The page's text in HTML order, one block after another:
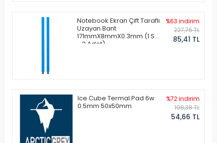
Notebook Ekran Çift Taraflı
Uzayan Bant
171mmX8mmX0.3mm (1 Set
- 2 Adet)
%63 indirim
227,76 TL
85,41 TL
Ice Cube Termal Pad 6w
0.5mm 50x50mm
%72 indirim
198,38 TL
54,66 TL